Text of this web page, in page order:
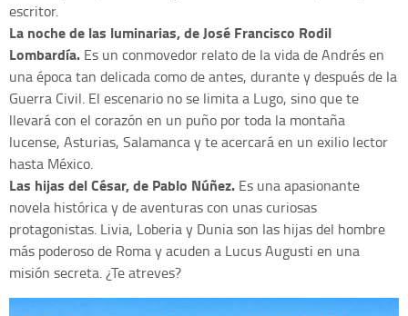
escritor.
La noche de las luminarias, de José Francisco Rodil
Lombardía. Es un conmovedor relato de la vida de Andrés en
una época tan delicada como de antes, durante y después de la
Guerra Civil. El escenario no se limita a Lugo, sino que te
llevará con el corazón en un puño por toda la montaña
lucense, Asturias, Salamanca y te acercará en un exilio lector
hasta México.
Las hijas del César, de Pablo Núñez. Es una apasionante
novela histórica y de aventuras con unas curiosas
protagonistas. Livia, Loberia y Dunia son las hijas del hombre
más poderoso de Roma y acuden a Lucus Augusti en una
misión secreta. ¿Te atreves?